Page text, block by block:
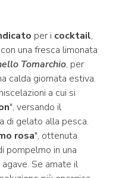
per i cocktail,
una fresca limonata
Tomarchio, per
calda giornata estiva.
a cui si
", versando il
di gelato alla pesca.
rosa", ottenuta
pompelmo in una
Se amate il